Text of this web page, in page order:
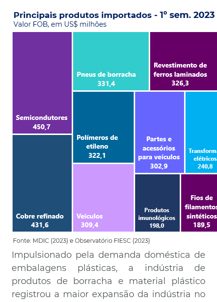
Impulsionado pela demanda doméstica de
embalagens plásticas, a indústria de
produtos de borracha e material plástico
registrou a maior expansão da indústria no